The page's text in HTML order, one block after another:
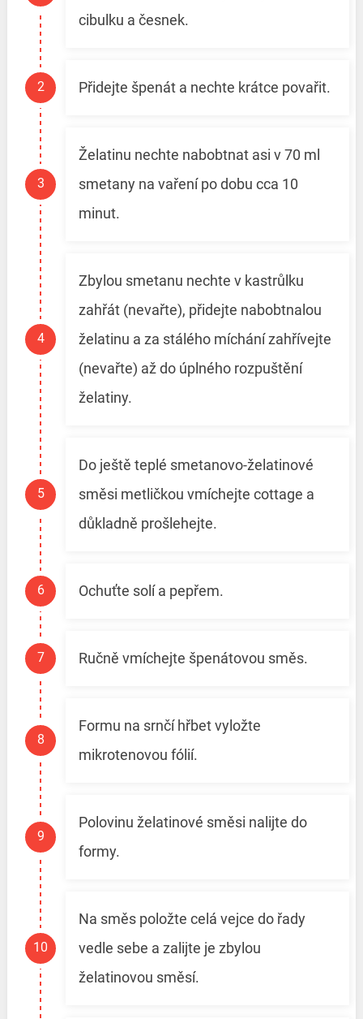
cibulku a česnek.
Přidejte špenát a nechte krátce povařit.
Želatinu nechte nabobtnat asi v 70 ml
smetany na vaření po dobu cca 10
minut.
Zbylou smetanu nechte v kastrůlku
zahřát (nevařte), přidejte nabobtnalou
želatinu a za stálého míchání zahřívejte
(nevařte) až do úplného rozpuštění
želatiny.
Do ještě teplé smetanovo-želatinové
směsi metličkou vmíchejte cottage a
důkladně prošlehejte.
Ochuťte solí a pepřem.
Ručně vmíchejte špenátovou směs.
Formu na srnčí hřbet vyložte
mikrotenovou fólií.
Polovinu želatinové směsi nalijte do
formy.
Na směs položte celá vejce do řady
vedle sebe a zalijte je zbylou
želatinovou směsí.